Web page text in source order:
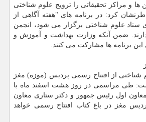
و مراكز تحقیقاتی را ترویج علوم شناختی
كرد: در برنامه های "هفته آگاهی از
ستاد علوم شناختی برگزار می شود، انجمن
ضمن آنكه وزارت بهداشت و آموزش و
برنامه ها مشاركت می كنند.
شناختی از افتتاح رسمی پردیس (موزه) مغز
طی مراسمی در روز هشت اسفند ماه با
اول رئیس جمهور و دكتر ستاری معاون
مغز در باغ كتاب افتتاح رسمی خواهد